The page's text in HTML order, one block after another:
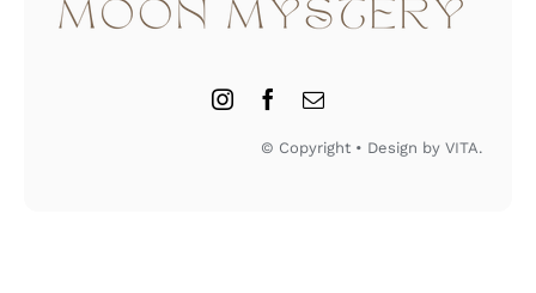
© Copyright • Design by VITA.